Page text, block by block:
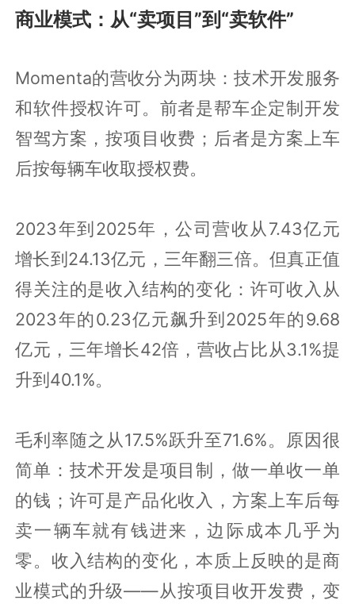
商业模式：从“卖项目”到“卖软件”
Momenta的营收分为两块：技术开发服务
和软件授权许可。前者是帮车企定制开发
智驾方案，按项目收费；后者是方案上车
后按每辆车收取授权费。
2023年到2025年，公司营收从7.43亿元
增长到24.13亿元，三年翻三倍。但真正值
得关注的是收入结构的变化：许可收入从
2023年的0.23亿元飙升到2025年的9.68
亿元，三年增长42倍，营收占比从3.1%提
升到40.1%。
毛利率随之从17.5%跃升至71.6%。原因很
简单：技术开发是项目制，做一单收一单
的钱；许可是产品化收入，方案上车后每
卖一辆车就有钱进来，边际成本几乎为
零。收入结构的变化，本质上反映的是商
业模式的升级——从按项目收开发费，变